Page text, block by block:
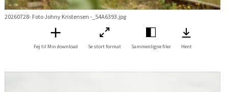
20260728- Foto Johny Kristensen -_54A6393.jpg
Føj til Min download Se stort format Sammenligne filer Hent